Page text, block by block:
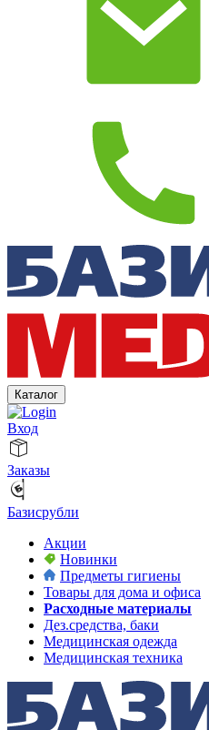
Каталог
Вход
Заказы
Базисрубли
Акции
Новинки
Предметы гигиены
Товары для дома и офиса
Расходные материалы
Дез.средства, баки
Медицинская одежда
Медицинская техника